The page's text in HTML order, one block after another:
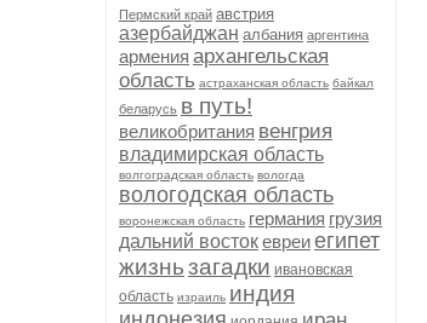
Пермский край австрия
азербайджан албания аргентина
армения архангельская
область астраханская область байкал
беларусь в путь!
великобритания венгрия
владимирская область
волгоградская область вологда
вологодская область
воронежская область германия грузия
дальний востокевреиегипет
жизньзагадки ивановская
область израиль индия